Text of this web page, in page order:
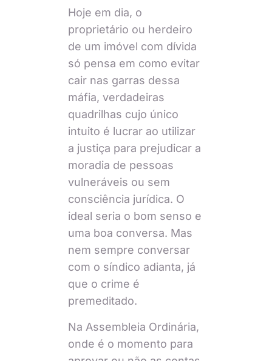
Hoje em dia, o
proprietário ou herdeiro
de um imóvel com dívida
só pensa em como evitar
cair nas garras dessa
máfia, verdadeiras
quadrilhas cujo único
intuito é lucrar ao utilizar
a justiça para prejudicar a
moradia de pessoas
vulneráveis ou sem
consciência jurídica. O
ideal seria o bom senso e
uma boa conversa. Mas
nem sempre conversar
com o síndico adianta, já
que o crime é
premeditado.
Na Assembleia Ordinária,
onde é o momento para